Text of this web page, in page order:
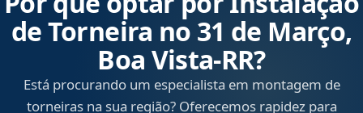
de Torneira no 31 de Março,
Boa Vista‑RR?
Está procurando um especialista em montagem de
torneiras na sua região? Oferecemos rapidez para